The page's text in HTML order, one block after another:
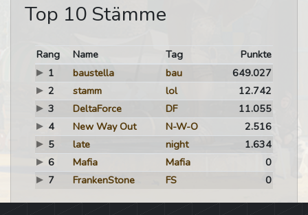
Top 10 Stämme
Rang Name Tag
Punkte
1
baustella bau
649.027
2
stamm lol
12.742
3
DeltaForce DF
11.055
4
New Way Out N-W-O
2.516
5
late night
1.634
6
Mafia Mafia
0
7
FrankenStone FS 0